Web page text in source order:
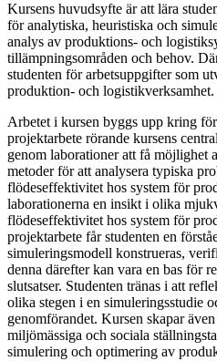
Kursens huvudsyfte är att lära
för analytiska, heuristiska och
analys av produktions- och
tillämpningsområden och behov.
studenten för arbetsuppgifter som
produktion- och logistikverksamhet.
Arbetet i kursen byggs upp kring
projektarbete rörande kursens
genom laborationer att få möjlighet
metoder för att analysera typiska
flödeseffektivitet hos system för
laborationerna en insikt i olika
flödeseffektivitet hos system för
projektarbete får studenten en
simuleringsmodell konstrueras,
denna därefter kan vara en bas för
slutsatser. Studenten tränas i att
olika stegen i en simuleringsstudie
genomförandet. Kursen skapar
miljömässiga och sociala
simulering och optimering av